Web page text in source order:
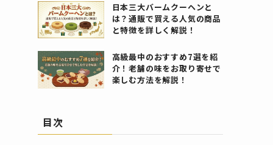
日本三大バームクーヘンと
は？通販で買える人気の商品
と特徴を詳しく解説！
高級最中のおすすめ7選を紹
介！老舗の味をお取り寄せで
楽しむ方法を解説！
目次